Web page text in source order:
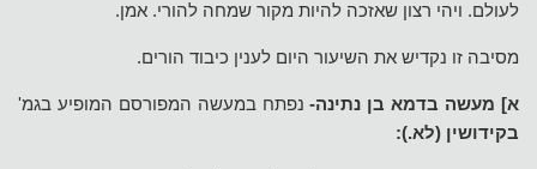
לעולם. ויהי רצון שאזכה להיות מקור שמחה להורי. אמן.
מסיבה זו נקדיש את השיעור היום לענין כיבוד הורים.
א] מעשה בדמא בן נתינה- נפתח במעשה המפורסם המופיע בגמ'
בקידושין (לא.):